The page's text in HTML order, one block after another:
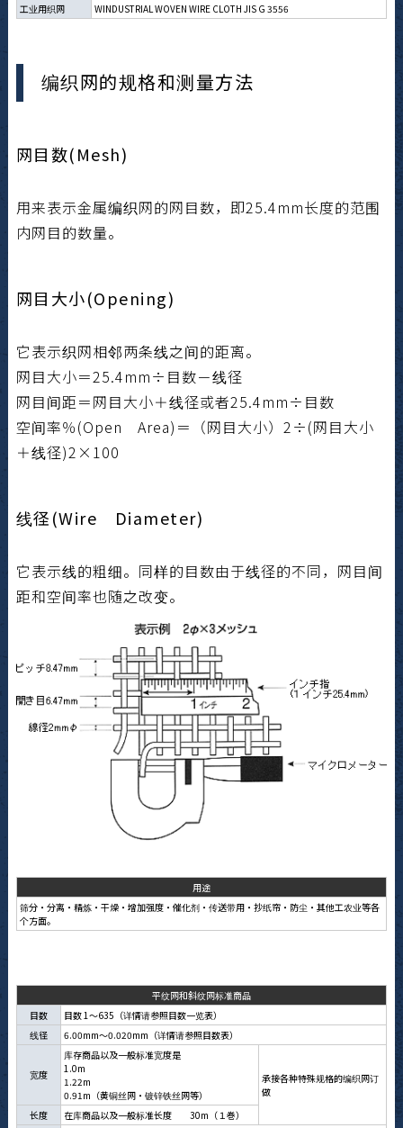
工业用织网
WINDUSTRIAL WOVEN WIRE CLOTH JIS G 3556
编织网的规格和测量方法
网目数(Mesh)
用来表示金属编织网的网目数，即25.4mm长度的范围
内网目的数量。
网目大小(Opening)
它表示织网相邻两条线之间的距离。
网目大小＝25.4mm÷目数－线径
网目间距＝网目大小＋线径或者25.4mm÷目数
空间率％(Open Area)＝（网目大小）2÷(网目大小
＋线径)2×100
线径(Wire Diameter)
它表示线的粗细。同样的目数由于线径的不同，网目间
距和空间率也随之改变。
用途
筛分・分离・精炼・干燥・增加强度・催化剂・传送带用・抄纸帘・防尘・其他工农业等各
个方面。
平纹网和斜纹网标准商品
目数
目数 1～635（详情请参照目数一览表）
线径
6.00mm～0.020mm（详情请参照目数表）
宽度
库存商品以及一般标准宽度是
1.0m
1.22m
0.91m（黄铜丝网・镀锌铁丝网等）
承接各种特殊规格的编织网订
做
长度
在库商品以及一般标准长度 30m（１巻）